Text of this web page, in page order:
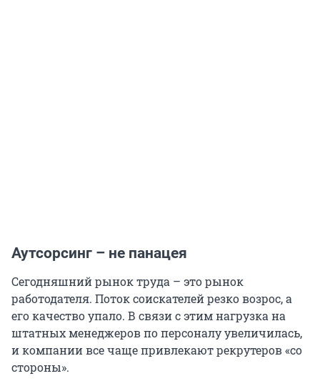
Аутсорсинг – не панацея
Сегодняшний рынок труда – это рынок
работодателя. Поток соискателей резко возрос, а
его качество упало. В связи с этим нагрузка на
штатных менеджеров по персоналу увеличилась,
и компании все чаще привлекают рекрутеров «со
стороны».